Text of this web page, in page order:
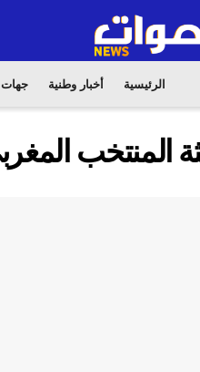
الرئيسية أخبار وطنية جهات
المنتخب